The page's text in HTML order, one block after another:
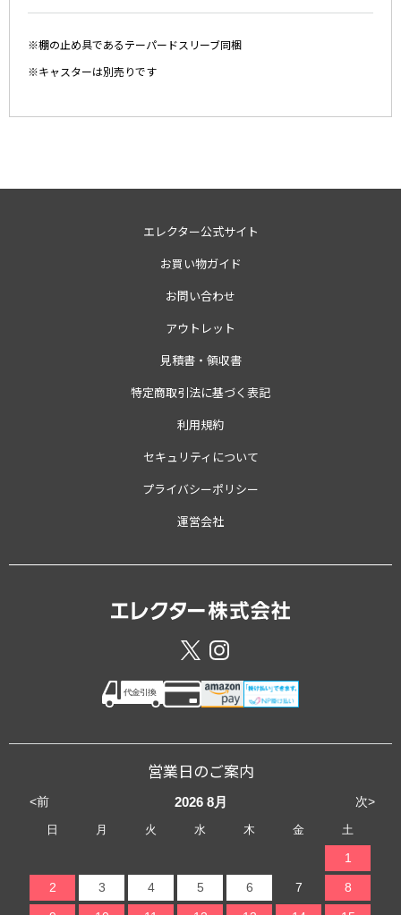
※棚の止め具であるテーパードスリーブ同梱
※キャスターは別売りです
エレクター公式サイト
お買い物ガイド
お問い合わせ
アウトレット
見積書・領収書
特定商取引法に基づく表記
利用規約
セキュリティについて
プライバシーポリシー
運営会社
営業日のご案内
<前 次>
2026 8月
日 月 火 水 木 金 土
1
2 3 4 5 6 7 8